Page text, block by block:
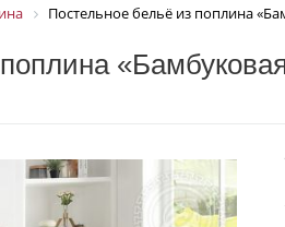
Постельное бельё из поплина